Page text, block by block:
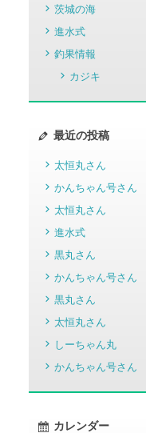
茨城の海
進水式
釣果情報
カジキ
最近の投稿
太恒丸さん
かんちゃん号さん
太恒丸さん
進水式
黒丸さん
かんちゃん号さん
黒丸さん
太恒丸さん
しーちゃん丸
かんちゃん号さん
カレンダー